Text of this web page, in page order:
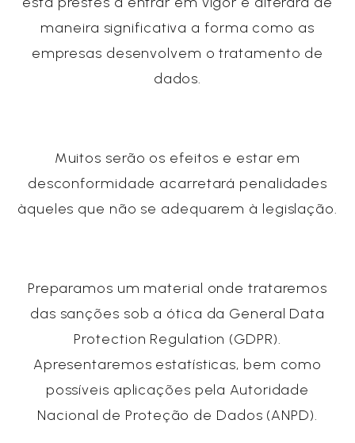
maneira significativa a forma como as
empresas desenvolvem o tratamento de
dados.
Muitos serão os efeitos e estar em
desconformidade acarretará penalidades
àqueles que não se adequarem à legislação.
Preparamos um material onde trataremos
das sanções sob a ótica da General Data
Protection Regulation (GDPR).
Apresentaremos estatísticas, bem como
possíveis aplicações pela Autoridade
Nacional de Proteção de Dados (ANPD).